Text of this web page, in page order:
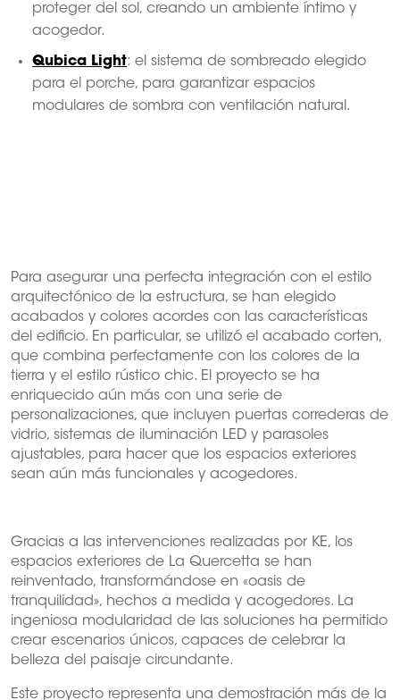
proteger del sol, creando un ambiente íntimo y
acogedor.
Qubica Light: el sistema de sombreado elegido
para el porche, para garantizar espacios
modulares de sombra con ventilación natural.
Para asegurar una perfecta integración con el estilo
arquitectónico de la estructura, se han elegido
acabados y colores acordes con las características
del edificio. En particular, se utilizó el acabado corten,
que combina perfectamente con los colores de la
tierra y el estilo rústico chic. El proyecto se ha
enriquecido aún más con una serie de
personalizaciones, que incluyen puertas correderas de
vidrio, sistemas de iluminación LED y parasoles
ajustables, para hacer que los espacios exteriores
sean aún más funcionales y acogedores.
Gracias a las intervenciones realizadas por KE, los
espacios exteriores de La Quercetta se han
reinventado, transformándose en «oasis de
tranquilidad», hechos a medida y acogedores. La
ingeniosa modularidad de las soluciones ha permitido
crear escenarios únicos, capaces de celebrar la
belleza del paisaje circundante.
Este proyecto representa una demostración más de la